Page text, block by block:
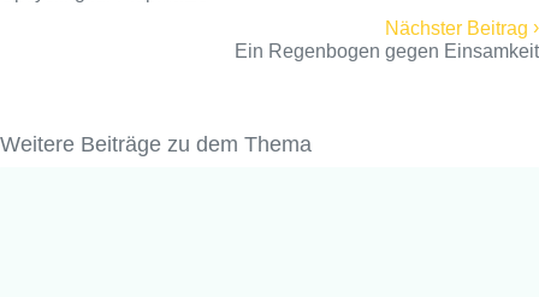
Nächster Beitrag ›
Ein Regenbogen gegen Einsamkeit
Weitere Beiträge zu dem Thema